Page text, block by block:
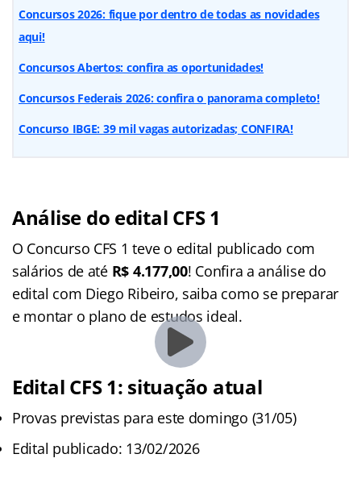
Concursos 2026: fique por dentro de todas as novidades
aqui!
Concursos Abertos: confira as oportunidades!
Concursos Federais 2026: confira o panorama completo!
Concurso IBGE: 39 mil vagas autorizadas; CONFIRA!
Análise do edital CFS 1
O Concurso CFS 1 teve o edital publicado com
salários de até R$ 4.177,00! Confira a análise do
edital com Diego Ribeiro, saiba como se preparar
e montar o plano de estudos ideal.
Edital CFS 1: situação atual
Provas previstas para este domingo (31/05)
Edital publicado: 13/02/2026